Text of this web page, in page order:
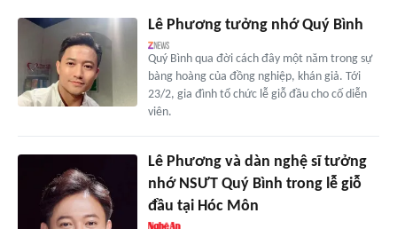
Lê Phương tưởng nhớ Quý Bình
Quý Bình qua đời cách đây một năm trong sự
bàng hoàng của đồng nghiệp, khán giả. Tới
23/2, gia đình tổ chức lễ giỗ đầu cho cố diễn
viên.
Lê Phương và dàn nghệ sĩ tưởng
nhớ NSƯT Quý Bình trong lễ giỗ
đầu tại Hóc Môn